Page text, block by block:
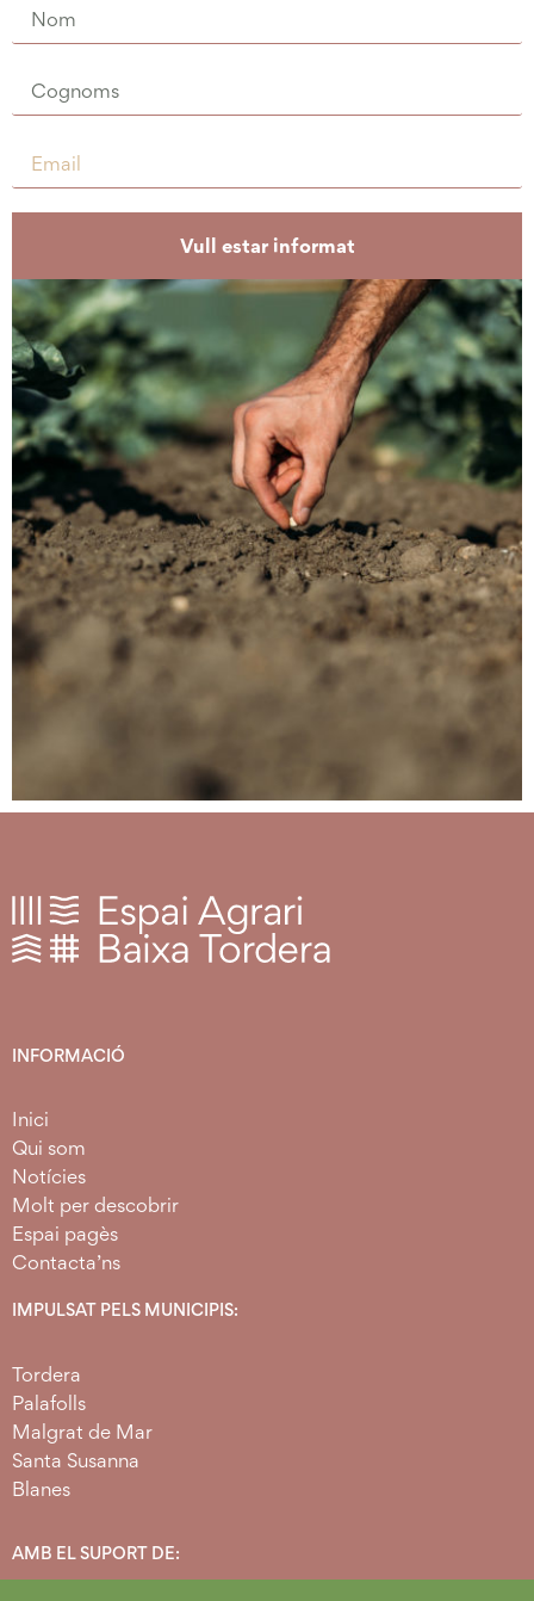
Vull estar informat
INFORMACIÓ
Inici
Qui som
Notícies
Molt per descobrir
Espai pagès
Contacta’ns
IMPULSAT PELS MUNICIPIS:
Tordera
Palafolls
Malgrat de Mar
Santa Susanna
Blanes
AMB EL SUPORT DE: